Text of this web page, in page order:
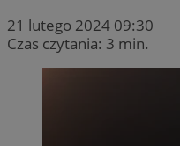
21 lutego 2024 09:30
Czas czytania: 3 min.